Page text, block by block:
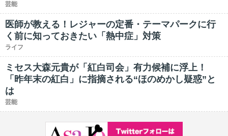
芸能
医師が教える！レジャーの定番・テーマパークに行
く前に知っておきたい「熱中症」対策
ライフ
ミセス大森元貴が「紅白司会」有力候補に浮上！
「昨年末の紅白」に指摘される“ほのめかし疑惑”と
は
芸能